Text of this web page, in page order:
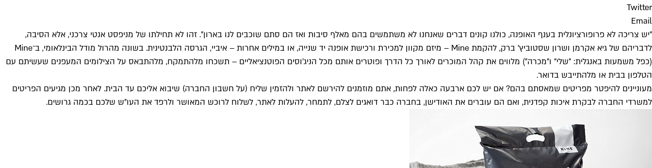
Twitter
Email
"יש צריכה לא פרופורציונלית בענף האופנה, כולנו קונים דברים שאנחנו לא משתמשים בהם מאלף סיבות ואז הם סתם שוכבים לנו בארון". זהו לא תחילתו של מניפסט אנטי צרכני, אלא הסיבה,
לדבריהם של גיא אקרמן ושרון שסטוביץ' ברק, להקמת Mine – מיזם מקוון למכירת ורכישת אופנה יד שנייה, או במילים אחרות – איביי, הגרסה הלבנטינית. בשונה מהרול מודל הבינלאומי, ב־Mine
(כפל משמעות באנגלית: "שלי" ו"מכרה") מלווים את קהל המוכרים לאורך כל הדרך ופוטרים אותם מכל הניג'וסים הפוטנציאליים – תשכחו מלהתמקח, מלהתבאס על הצילומים המעפנים שעשיתם עם
הטלפון בבית או מלהתייבש בדואר.
מעוניינים להיפטר מפריטים שמאסתם בהם? אם יש לכם ארבעה כאלה לפחות, אתם מוזמנים להירשם לאתר ולהזמין שליח (על חשבון החברה) שיבוא אליכם עד הבית. לאחר מכן מגיעים הפריטים
למשרדי החברה לבקרת איכות קפדנית, ואם הם עוברים את האודישן, בחברה כבר דואגים לצלם, לתמחר, להעלות לאתר, לשלוח לרוכש המאושר ולרפד את העו"ש שלכם בכמה גרושים.